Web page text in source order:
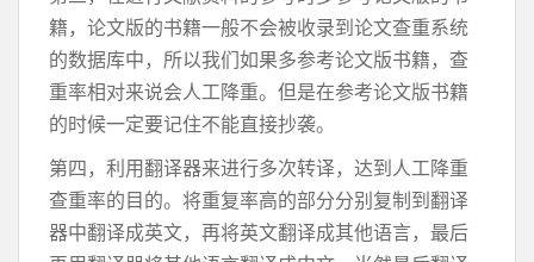
籍，论文版的书籍一般不会被收录到论文查重系统
的数据库中，所以我们如果多参考论文版书籍，查
重率相对来说会人工降重。但是在参考论文版书籍
的时候一定要记住不能直接抄袭。
第四，利用翻译器来进行多次转译，达到人工降重
查重率的目的。将重复率高的部分分别复制到翻译
器中翻译成英文，再将英文翻译成其他语言，最后